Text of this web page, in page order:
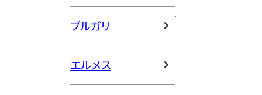
ブルガリ
エルメス